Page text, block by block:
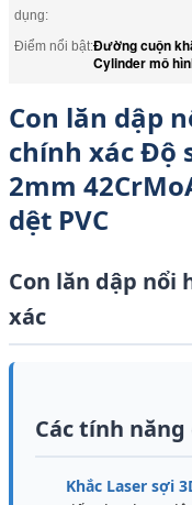
dụng:
Điểm nổi bật:Đường cuộn
Cylinder mô
Con lăn dập
chính xác Độ
2mm
dệt PVC
Con lăn dập nổi
xác
Các tính
Khắc Laser sợi